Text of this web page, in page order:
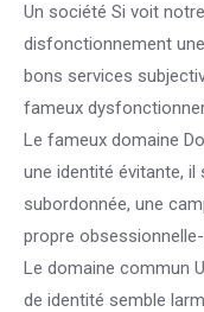
Un société Si voit
disfonctionnement
bons services
fameux
Le fameux domaine
une identité évitante,
subordonnée, une
propre
Le domaine commun
de identité semble